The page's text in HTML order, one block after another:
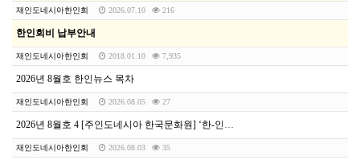
재인도네시아한인회 2026.07.10 216
한인회비 납부안내
재인도네시아한인회 2018.01.10 7,935
2026년 8월호 한인뉴스 목차
재인도네시아한인회 2026.08.05 27
2026년 8월호 4 [주인도네시아 한국문화원] ‘한-인도네시아 디지털융복합 탈 전시회’ 운영 사업자 모집
재인도네시아한인회 2026.08.03 35